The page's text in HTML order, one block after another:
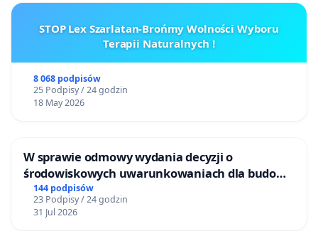
STOP Lex Szarlatan-Brońmy Wolności Wyboru
Terapii Naturalnych !
8 068 podpisów
25 Podpisy / 24 godzin
18 May 2026
W sprawie odmowy wydania decyzji o
środowiskowych uwarunkowaniach dla budowy
zakładu wytwarzania biometanu „Krynki” w
Ostrowiu Południowym oraz ochrony
mieszkańców i Puszczy Knyszyńskiej
144 podpisów
23 Podpisy / 24 godzin
31 Jul 2026